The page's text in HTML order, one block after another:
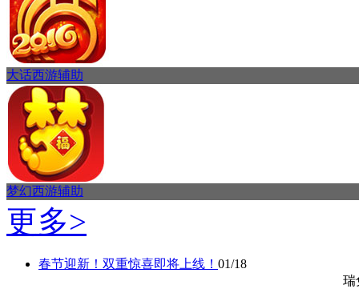
大话西游辅助
梦幻西游辅助
更多>
春节迎新！双重惊喜即将上线！ 01/18
瑞